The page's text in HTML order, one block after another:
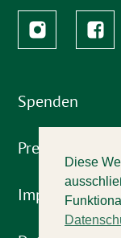
Diese
Spenden
Presse
Impressum